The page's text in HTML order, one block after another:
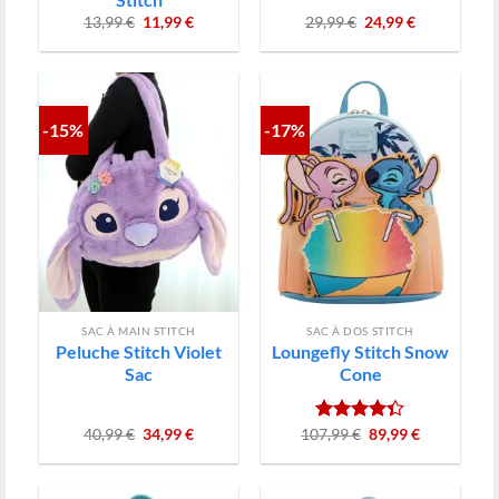
13,99€ Le
prix
initial
13,99 €.
11,99€Le
actuel
29,99€ Le
prix
initial
29,99 €.
24,99€Le
actuel
-15%
SAC À MAIN STITCH
Peluche Stitch Violet
Sac
40,99€ Le
prix
initial
40,99 €.
34,99€Le
actuel
-17%
SAC À DOS STITCH
Loungefly Stitch Snow
Cone
Note4.33
107,99€ Le
prix
initial
89,99€Le
actuel